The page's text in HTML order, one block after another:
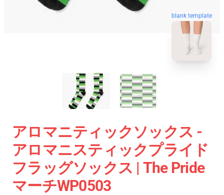
blank template
アロマニティックソックス -
アロマニスティックプライド
フラッグソックス | The Pride
マーチWP0503